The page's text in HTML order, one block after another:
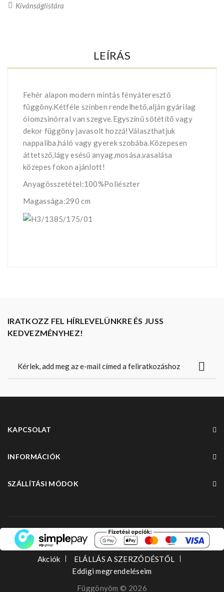
Kívánságlistára
LEÍRÁS
Fehér alapon modern mintás fényáteresztő
függöny.Kétféle színben rendelhető,alján gyárilag
ólomzsinórral van szegve.Egyszínű sötétítő vagy
dekor függöny javasolt hozzá!Választhatjuk
nappaliba,háló vagy gyerek szobába.Közepesen
áttetsző,lágy esésű anyag,mosása,vasalása
közepes fokon ajánlott!
Anyagösszetétel:100%Poliészter
Magassága:290 cm
IRATKOZZ FEL HÍRLEVELÜNKRE ÉS JUSS
KEDVEZMÉNYHEZ!
KAPCSOLAT
INFORMÁCIÓK
SZÁLLÍTÁSI MÓDOK
Akciók
ELÁLLÁS A SZERZŐDÉSTŐL
Eddigi megrendeléseim
Függönyöm © 2026